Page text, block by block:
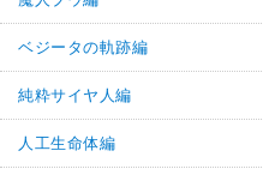
ベジータの軌跡編
純粋サイヤ人編
人工生命体編